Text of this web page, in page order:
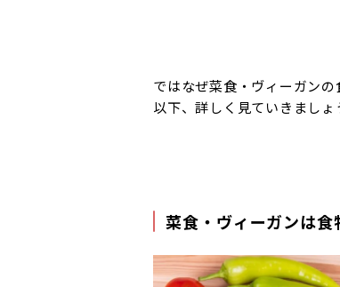
ではなぜ菜食・ヴィーガン
以下、詳しく見ていきましょ
菜食・ヴィーガンは食